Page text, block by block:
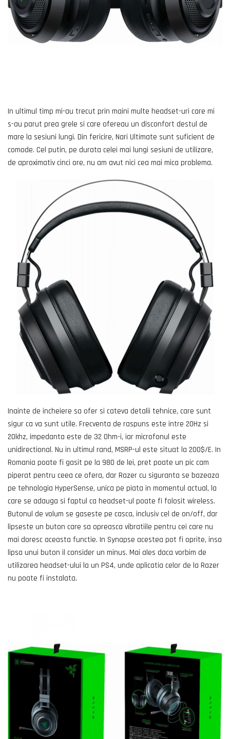
In ultimul timp mi-au trecut prin maini multe headset-uri care mi
s-au parut prea grele si care ofereau un disconfort destul de
mare la sesiuni lungi. Din fericire, Nari Ultimate sunt suficient de
comode. Cel putin, pe durata celei mai lungi sesiuni de utilizare,
de aproximativ cinci ore, nu am avut nici cea mai mica problema.
Inainte de incheiere sa ofer si cateva detalii tehnice, care sunt
sigur ca va sunt utile. Frecventa de raspuns este intre 20Hz si
20khz, impedanta este de 32 Ohm-i, iar microfonul este
unidirectional. Nu in ultimul rand, MSRP-ul este situat la 200$/E. In
Romania poate fi gasit pe la 980 de lei, pret poate un pic cam
piperat pentru ceea ce ofera, dar Razer cu siguranta se bazeaza
pe tehnologia HyperSense, unica pe piata in momentul actual, la
care se adauga si faptul ca headset-ul poate fi folosit wireless.
Butonul de volum se gaseste pe casca, inclusiv cel de on/off, dar
lipseste un buton care sa opreasca vibratiile pentru cei care nu
mai doresc aceasta functie. In Synapse acestea pot fi oprite, insa
lipsa unui buton il consider un minus. Mai ales daca vorbim de
utilizarea headset-ului la un PS4, unde aplicatia celor de la Razer
nu poate fi instalata.